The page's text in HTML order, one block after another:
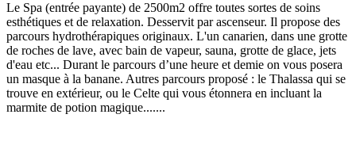
Le Spa (entrée payante) de 2500m2 offre toutes sortes de soins
esthétiques et de relaxation. Desservit par ascenseur. Il propose des
parcours hydrothérapiques originaux. L'un canarien, dans une grotte
de roches de lave, avec bain de vapeur, sauna, grotte de glace, jets
d'eau etc... Durant le parcours d’une heure et demie on vous posera
un masque à la banane. Autres parcours proposé : le Thalassa qui se
trouve en extérieur, ou le Celte qui vous étonnera en incluant la
marmite de potion magique.......